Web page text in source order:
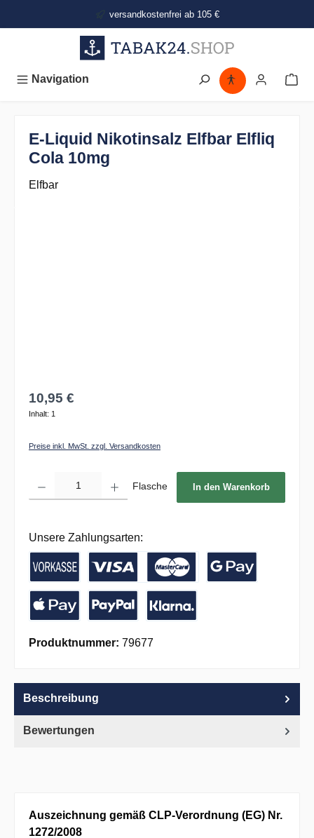
versandkostenfrei ab 105 €
Navigation
E-Liquid Nikotinsalz Elfbar Elfliq
Cola 10mg
Elfbar
10,95 €
Inhalt: 1
Preise inkl. MwSt. zzgl. Versandkosten
Flasche In den Warenkorb
Unsere Zahlungsarten:
Vorkasse / Banküberweisung
Kreditkarte
Produktnummer: 79677
Beschreibung
Bewertungen
Auszeichnung gemäß CLP-Verordnung (EG) Nr.
1272/2008